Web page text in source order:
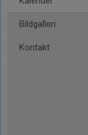
Bildgalleri
Kontakt